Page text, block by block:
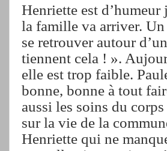
Henriette est d’humeur
la famille va arriver. Un
se retrouver autour
tiennent cela ! ».
elle est trop faible.
bonne, bonne à tout
aussi les soins du
sur la vie de la
Henriette qui ne